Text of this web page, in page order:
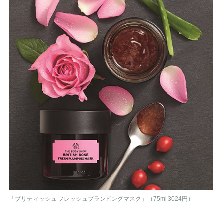
「ブリティッシュ フレッシュプランピングマスク」（75ml 3024円）